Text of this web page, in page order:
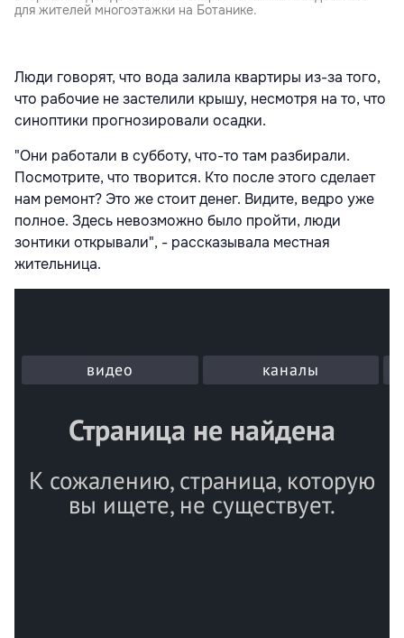
для жителей многоэтажки на Ботанике.
Люди говорят, что вода залила квартиры из-за того,
что рабочие не застелили крышу, несмотря на то, что
синоптики прогнозировали осадки.
"Они работали в субботу, что-то там разбирали.
Посмотрите, что творится. Кто после этого сделает
нам ремонт? Это же стоит денег. Видите, ведро уже
полное. Здесь невозможно было пройти, люди
зонтики открывали", - рассказывала местная
жительница.